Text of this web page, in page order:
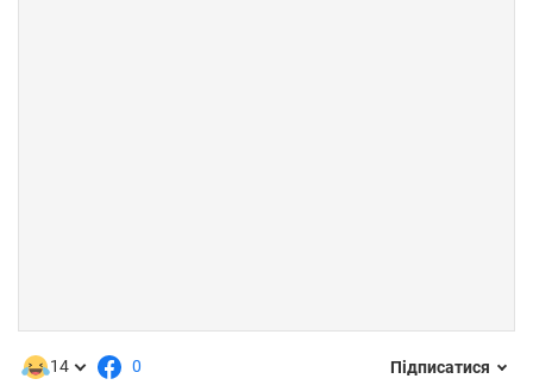
14 0 Підписатися